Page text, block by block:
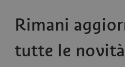
Rimani
tutte le novità